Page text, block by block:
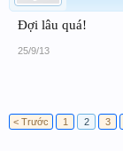
Đợi lâu quá!
25/9/13
< Trước
1 2 3